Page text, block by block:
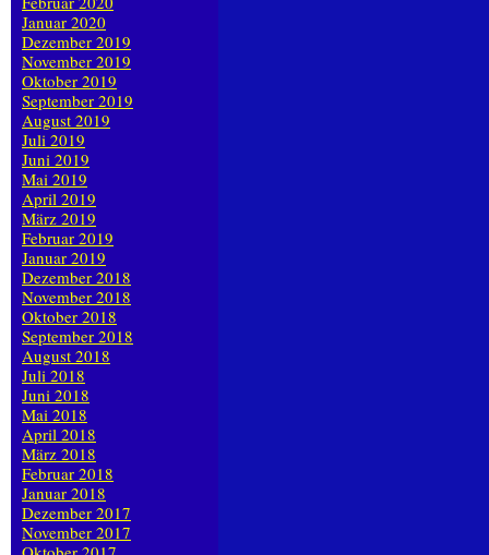
Januar 2020
Dezember 2019
November 2019
Oktober 2019
September 2019
August 2019
Juli 2019
Juni 2019
Mai 2019
April 2019
März 2019
Februar 2019
Januar 2019
Dezember 2018
November 2018
Oktober 2018
September 2018
August 2018
Juli 2018
Juni 2018
Mai 2018
April 2018
März 2018
Februar 2018
Januar 2018
Dezember 2017
November 2017